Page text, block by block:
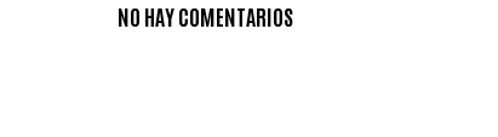
NO HAY COMENTARIOS